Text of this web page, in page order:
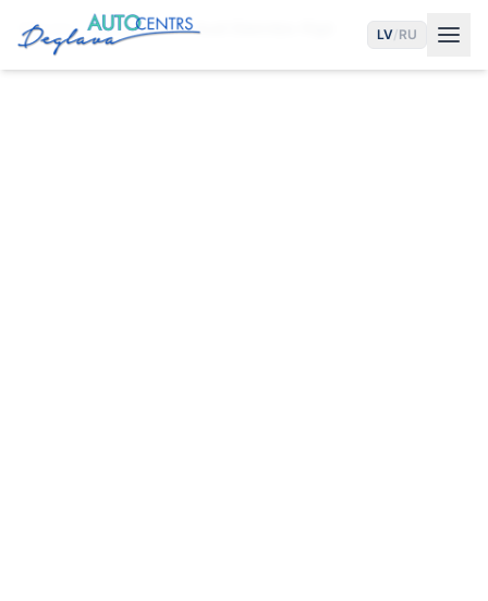
LV/RU
Sākums Pakalpojumi Audi Elektriķis Rīgā